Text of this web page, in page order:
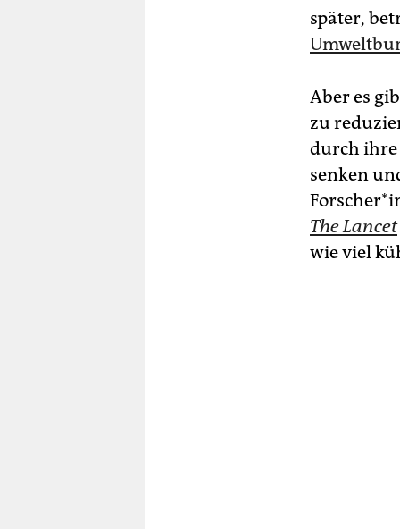
später,
Aber es
zu
durch ihre
senken
The Lancet
wie viel